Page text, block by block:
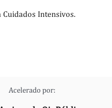
Intensivos.
Acelerado por: